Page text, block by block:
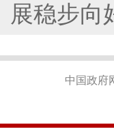
展稳步向
中国政府